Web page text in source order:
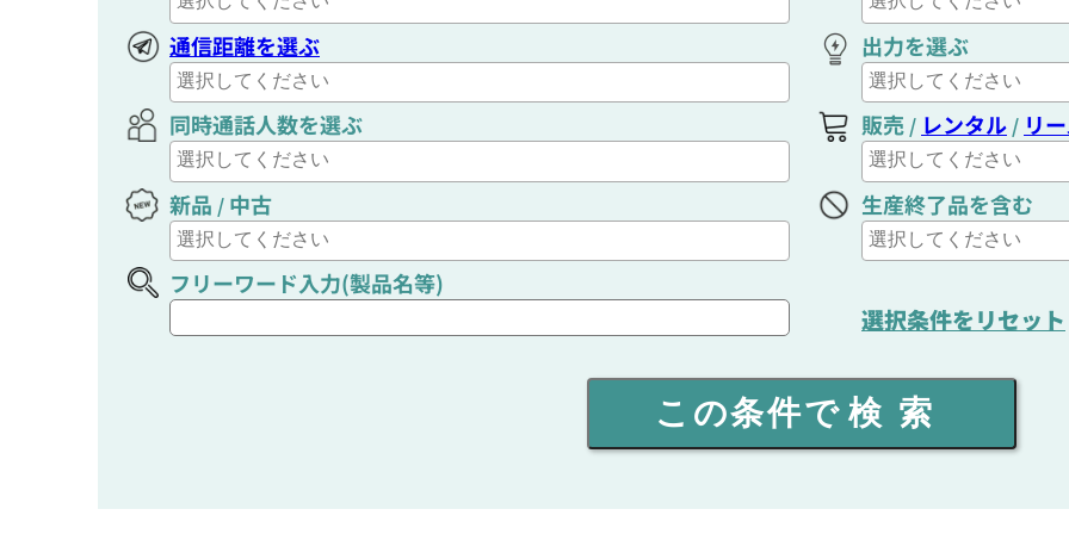
通信距離を選ぶ 出力を選ぶ
同時通話人数を選ぶ 販売 / レンタル / リ
新品 / 中古 生産終了品を含む
フリーワード入力(製品名等)
選択条件をリセット
この条件で 検索